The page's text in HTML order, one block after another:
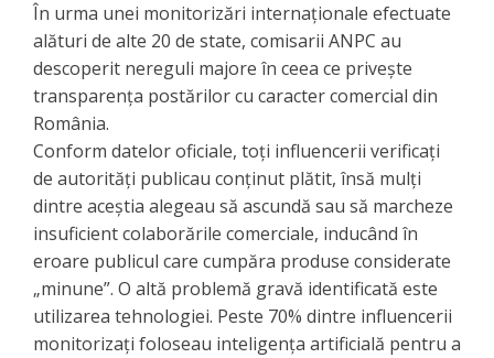
În urma unei monitorizări internaționale efectuate
alături de alte 20 de state, comisarii ANPC au
descoperit nereguli majore în ceea ce privește
transparența postărilor cu caracter comercial din
România.
​Conform datelor oficiale, toți influencerii verificați
de autorități publicau conținut plătit, însă mulți
dintre aceștia alegeau să ascundă sau să marcheze
insuficient colaborările comerciale, inducând în
eroare publicul care cumpăra produse considerate
„minune”. O altă problemă gravă identificată este
utilizarea tehnologiei. Peste 70% dintre influencerii
monitorizați foloseau inteligența artificială pentru a